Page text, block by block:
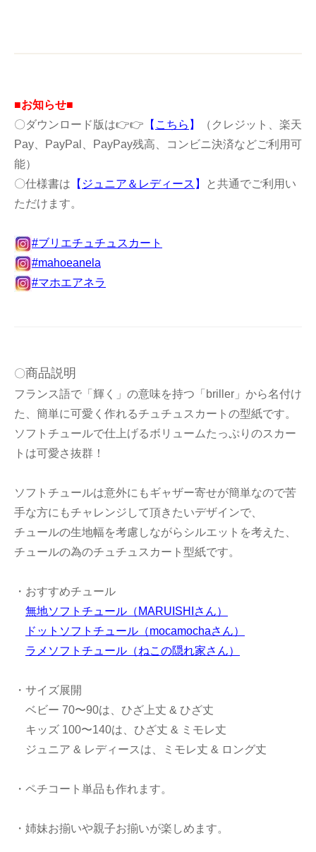
■お知らせ■
〇ダウンロード版は👉👉 【 こちら 】
（クレジット、楽天
Pay、PayPal、PayPay残高、コンビニ決済などご利用可
能）
〇仕様書は 【 ジュニア＆レディース 】
と共通でご利用い
ただけます。
#ブリエチュチュスカート
#mahoeanela
#マホエアネラ
〇商品説明
フランス語で「輝く」の意味を持つ「briller」から名付け
た、簡単に可愛く作れるチュチュスカートの型紙です。
ソフトチュールで仕上げるボリュームたっぷりのスカー
トは可愛さ抜群！
ソフトチュールは意外にもギャザー寄せが簡単なので苦
手な方にもチャレンジして頂きたいデザインで、
チュールの生地幅を考慮しながらシルエットを考えた、
チュールの為のチュチュスカート型紙です。
・おすすめチュール
無地ソフトチュール（MARUISHIさん）
ドットソフトチュール（mocamochaさん）
ラメソフトチュール（ねこの隠れ家さん）
・サイズ展開
ベビー 70〜90は、ひざ上丈 & ひざ丈
キッズ 100〜140は、ひざ丈 & ミモレ丈
ジュニア & レディースは、ミモレ丈 & ロング丈
・ペチコート単品も作れます。
・姉妹お揃いや親子お揃いが楽しめます。